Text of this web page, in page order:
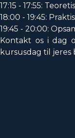
17:15 - 17:55:
18:00 - 19:45:
19:45 - 20:00:
Kontakt os i dag
kursusdag til jeres